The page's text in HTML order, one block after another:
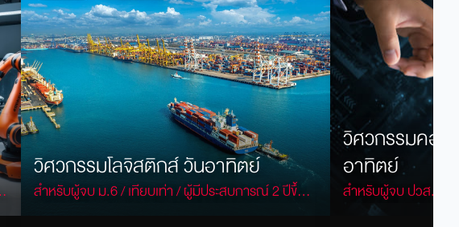
วิศวกรรมโลจิสติกส์ วันอาทิตย์
สำหรับผู้จบ ม.6 / เทียบเท่า / ผู้มีประสบการณ์ 2 ปีขึ้นไป
วิศวกรรมคอม
อาทิตย์
สำหรับผู้จบ ปวส. /